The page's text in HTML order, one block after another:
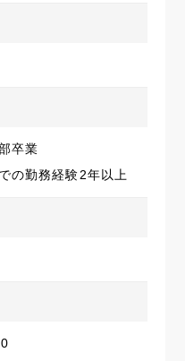
卒業
の勤務経験2年以上